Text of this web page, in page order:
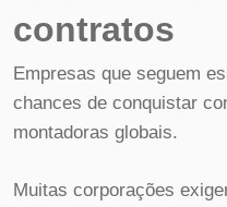
contratos
Empresas que seguem
chances de conquistar
montadoras globais.
Muitas corporações